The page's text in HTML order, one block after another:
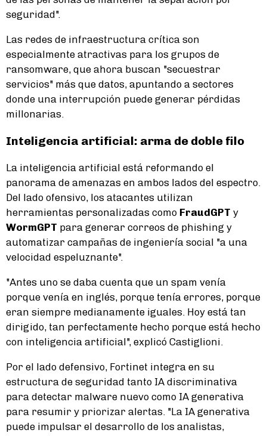
seguridad".
Las redes de infraestructura crítica son
especialmente atractivas para los grupos de
ransomware, que ahora buscan "secuestrar
servicios" más que datos, apuntando a sectores
donde una interrupción puede generar pérdidas
millonarias.
Inteligencia artificial: arma de doble filo
La inteligencia artificial está reformando el
panorama de amenazas en ambos lados del espectro.
Del lado ofensivo, los atacantes utilizan
herramientas personalizadas como FraudGPT y
WormGPT para generar correos de phishing y
automatizar campañas de ingeniería social "a una
velocidad espeluznante".
"Antes uno se daba cuenta que un spam venía
porque venía en inglés, porque tenía errores, porque
eran siempre medianamente iguales. Hoy está tan
dirigido, tan perfectamente hecho porque está hecho
con inteligencia artificial", explicó Castiglioni.
Por el lado defensivo, Fortinet integra en su
estructura de seguridad tanto IA discriminativa
para detectar malware nuevo como IA generativa
para resumir y priorizar alertas. "La IA generativa
puede impulsar el desarrollo de los analistas,